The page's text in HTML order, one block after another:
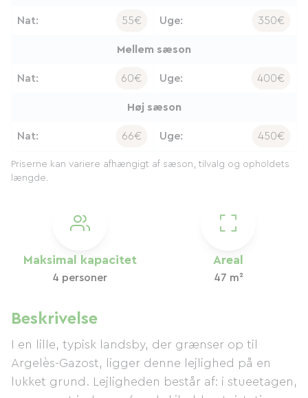
Maksimal kapacitet
4 personer
Areal
47 m²
Beskrivelse
I en lille, typisk landsby, der grænser op til
Argelès-Gazost, ligger denne lejlighed på en
lukket grund. Lejligheden består af: i stueetagen,
Nat: 55€ Uge: 350€
Mellem sæson
Nat: 60€ Uge: 400€
Høj sæson
Nat: 66€ Uge: 450€
Priserne kan variere afhængigt af sæson, tilvalg og opholdets
længde.